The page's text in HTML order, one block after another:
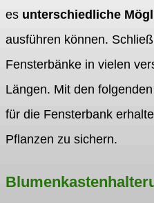
es unterschiedliche
ausführen können.
Fensterbänke in vielen
Längen. Mit den
für die Fensterbank
Pflanzen zu sichern.